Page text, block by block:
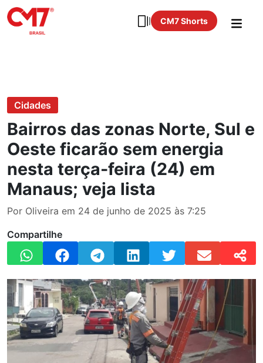
CM7 Shorts
Cidades
Bairros das zonas Norte, Sul e
Oeste ficarão sem energia
nesta terça-feira (24) em
Manaus; veja lista
Por Oliveira em 24 de junho de 2025 às 7:25
Compartilhe